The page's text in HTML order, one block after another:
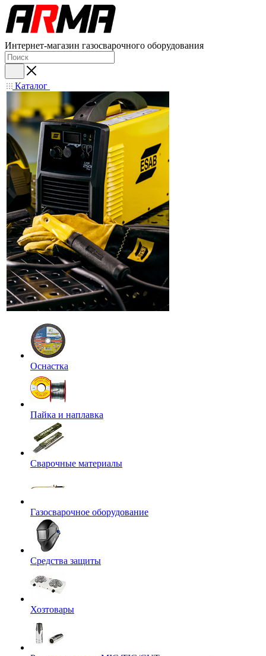
Интернет-магазин газосварочного оборудования
Каталог
Оснастка
Пайка и наплавка
Сварочные материалы
Газосварочное оборудование
Средства защиты
Хозтовары